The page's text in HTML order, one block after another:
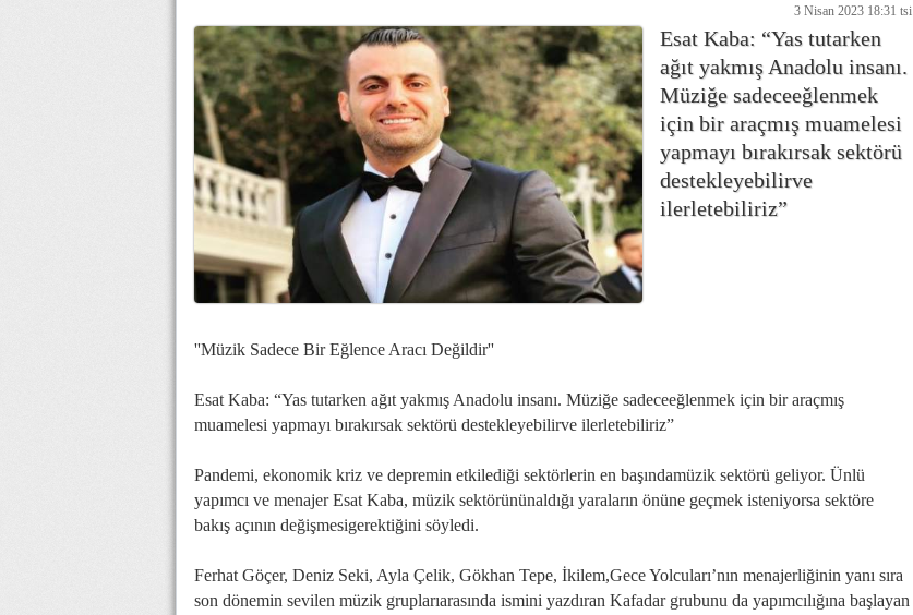
3 Nisan 2023 18:31 tsi
Esat Kaba: “Yas tutarken
ağıt yakmış Anadolu insanı.
Müziğe sadeceeğlenmek
için bir araçmış muamelesi
yapmayı bırakırsak sektörü
destekleyebilirve
ilerletebiliriz”
''Müzik Sadece Bir Eğlence Aracı Değildir''
Esat Kaba: “Yas tutarken ağıt yakmış Anadolu insanı. Müziğe sadeceeğlenmek için bir araçmış
muamelesi yapmayı bırakırsak sektörü destekleyebilirve ilerletebiliriz”
Pandemi, ekonomik kriz ve depremin etkilediği sektörlerin en başındamüzik sektörü geliyor. Ünlü
yapımcı ve menajer Esat Kaba, müzik sektörününaldığı yaraların önüne geçmek isteniyorsa sektöre
bakış açının değişmesigerektiğini söyledi.
Ferhat Göçer, Deniz Seki, Ayla Çelik, Gökhan Tepe, İkilem,Gece Yolcuları’nın menajerliğinin yanı sıra
son dönemin sevilen müzik gruplarıarasında ismini yazdıran Kafadar grubunu da yapımcılığına başlayan